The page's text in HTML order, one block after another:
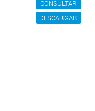
CONSULTAR
DESCARGAR